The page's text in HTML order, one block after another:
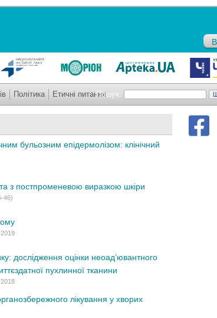
Пошук:
Політика Етичні питання
бульозним епідермолізом: клінічний
з постпроменевою виразкою шкіри
46)
дослідження оцінки неоад’ювантного
пухлинної тканини
лікування у хворих